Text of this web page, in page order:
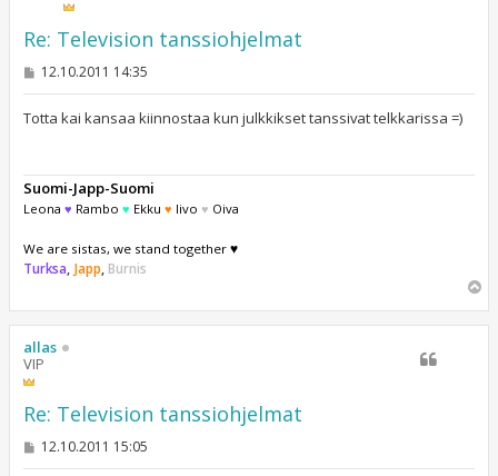
Re: Television tanssiohjelmat
V
s
12.10.2011 14:35
Totta kai kansaa kiinnostaa kun julkkikset tanssivat telkkarissa =)
Suomi-Japp-Suomi
Leona ♥ Rambo ♥ Ekku ♥ Iivo ♥ Oiva
We are sistas, we stand together ♥
Turksa, Japp, Burnis
ö
allas
VIP
Re: Television tanssiohjelmat
V12.10.2011 15:05